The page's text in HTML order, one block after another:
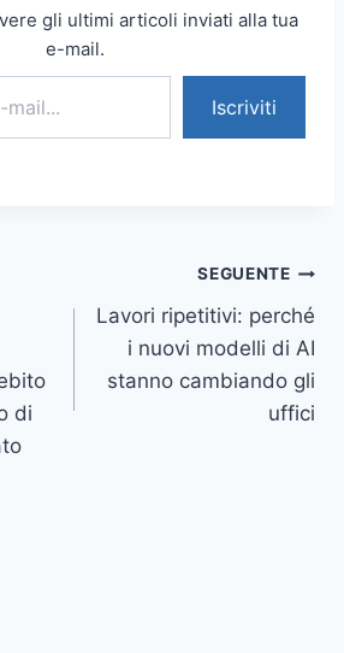
gli ultimi articoli inviati alla tua
e-mail.
Iscriviti
di
SEGUENTE
Lavori ripetitivi: perché
i nuovi modelli di AI
stanno cambiando gli
uffici